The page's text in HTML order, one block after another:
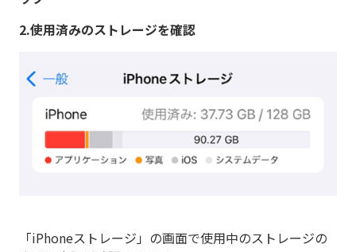
2.使用済みのストレージを確認
「iPhoneストレージ」の画面で使用中のストレージの